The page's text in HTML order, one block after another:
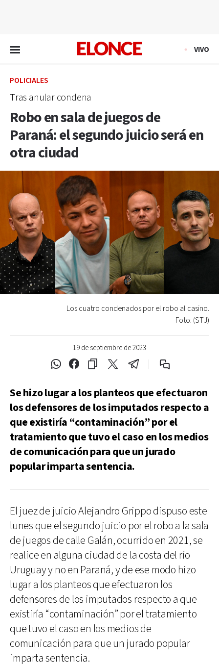
VIVO
POLICIALES
Tras anular condena
Robo en sala de juegos de
Paraná: el segundo juicio será en
otra ciudad
19 de septiembre de 2023
Los cuatro condenados por el robo al casino.
Foto: (STJ)
Se hizo lugar a los planteos que efectuaron
los defensores de los imputados respecto a
que existiría “contaminación” por el
tratamiento que tuvo el caso en los medios
de comunicación para que un jurado
popular imparta sentencia.
El juez de juicio Alejandro Grippo dispuso este
lunes que el segundo juicio por el robo a la sala
de juegos de calle Galán, ocurrido en 2021, se
realice en alguna ciudad de la costa del río
Uruguay y no en Paraná, y de ese modo hizo
lugar a los planteos que efectuaron los
defensores de los imputados respecto a que
existiría “contaminación” por el tratamiento
que tuvo el caso en los medios de
comunicación para que un jurado popular
imparta sentencia.